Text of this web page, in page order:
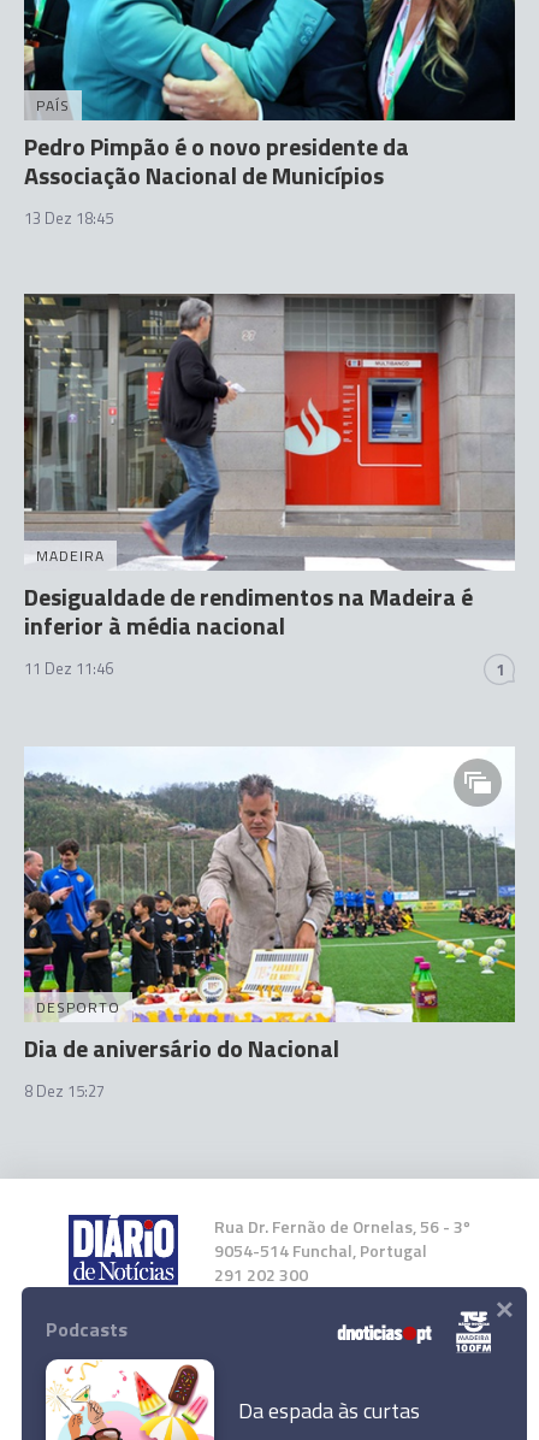
PAÍS
Pedro Pimpão é o novo presidente da
Associação Nacional de Municípios
13 Dez 18:45
MADEIRA
Desigualdade de rendimentos na Madeira é
inferior à média nacional
11 Dez 11:46 1
DESPORTO
Dia de aniversário do Nacional
8 Dez 15:27
Rua Dr. Fernão de Ornelas, 56 - 3º
9054-514 Funchal, Portugal
291 202 300
Instale a nossa App
Podcasts
Da espada às curtas
×